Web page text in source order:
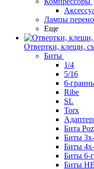
Лампы
Еще
Отвертки, клещи,
Биты
1/4
5/16
6-
Ribe
SL
Torx
Бита
Биты
Биты
Биты 6-
Биты